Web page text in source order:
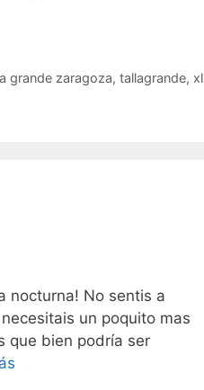
grande zaragoza, tallagrande, xl
nocturna! No sentis a
un poquito mas
que bien podría ser